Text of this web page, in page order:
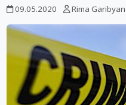
09.05.2020 Rima Garibyan